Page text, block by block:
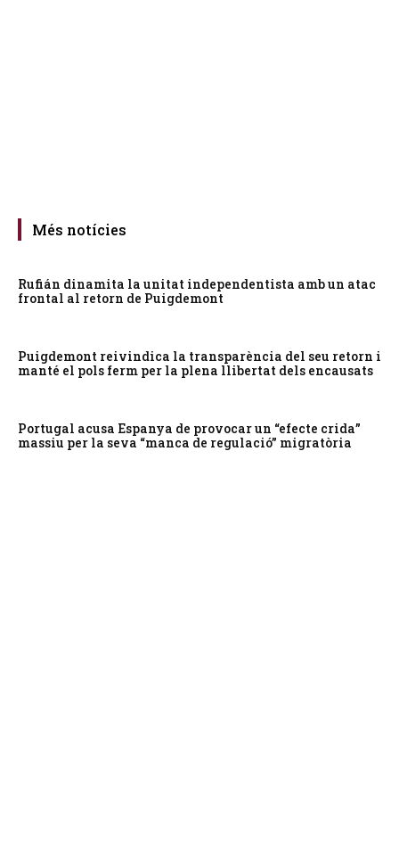
Més notícies
Rufián dinamita la unitat independentista amb un atac
frontal al retorn de Puigdemont
Puigdemont reivindica la transparència del seu retorn i
manté el pols ferm per la plena llibertat dels encausats
Portugal acusa Espanya de provocar un “efecte crida”
massiu per la seva “manca de regulació” migratòria